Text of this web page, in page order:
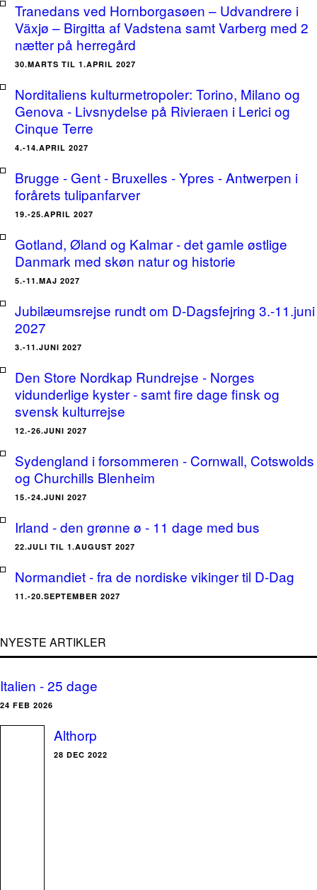
Tranedans ved Hornborgasøen – Udvandrere i
Växjø – Birgitta af Vadstena samt Varberg med 2
nætter på herregård
30.MARTS TIL 1.APRIL 2027
Norditaliens kulturmetropoler: Torino, Milano og
Genova - Livsnydelse på Rivieraen i Lerici og
Cinque Terre
4.-14.APRIL 2027
Brugge - Gent - Bruxelles - Ypres - Antwerpen i
forårets tulipanfarver
19.-25.APRIL 2027
Gotland, Øland og Kalmar - det gamle østlige
Danmark med skøn natur og historie
5.-11.MAJ 2027
Jubilæumsrejse rundt om D-Dagsfejring 3.-11.juni
2027
3.-11.JUNI 2027
Den Store Nordkap Rundrejse - Norges
vidunderlige kyster - samt fire dage finsk og
svensk kulturrejse
12.-26.JUNI 2027
Sydengland i forsommeren - Cornwall, Cotswolds
og Churchills Blenheim
15.-24.JUNI 2027
Irland - den grønne ø - 11 dage med bus
22.JULI TIL 1.AUGUST 2027
Normandiet - fra de nordiske vikinger til D-Dag
11.-20.SEPTEMBER 2027
NYESTE ARTIKLER
Italien - 25 dage
24 FEB 2026
Althorp
28 DEC 2022